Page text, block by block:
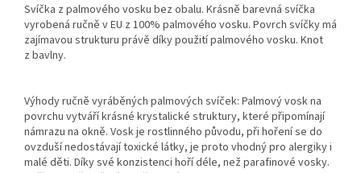
Svíčka z palmového vosku bez obalu. Krásně barevná svíčka
vyrobená ručně v EU z 100% palmového vosku. Povrch svíčky má
zajímavou strukturu právě díky použití palmového vosku. Knot
z bavlny.
Výhody ručně vyráběných palmových svíček: Palmový vosk na
povrchu vytváří krásné krystalické struktury, které připomínají
námrazu na okně. Vosk je rostlinného původu, při hoření se do
ovzduší nedostávají toxické látky, je proto vhodný pro alergiky i
malé děti. Díky své konzistenci hoří déle, než parafinové vosky.